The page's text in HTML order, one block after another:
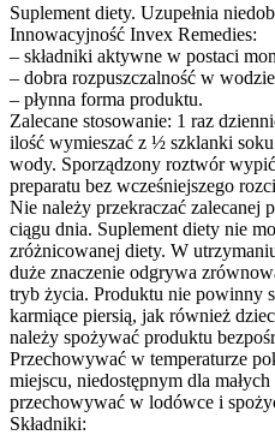
Suplement diety. Uzupełnia
Innowacyjność Invex Remedies:
– składniki aktywne w postaci
– dobra rozpuszczalność w
– płynna forma produktu.
Zalecane stosowanie: 1 raz
ilość wymieszać z ½ szklanki
wody. Sporządzony roztwór
preparatu bez wcześniejszego
Nie należy przekraczać zalecanej
ciągu dnia. Suplement diety nie
zróżnicowanej diety. W
duże znaczenie odgrywa
tryb życia. Produktu nie powinny
karmiące piersią, jak również
należy spożywać produktu
Przechowywać w temperaturze
miejscu, niedostępnym dla
przechowywać w lodówce i
Składniki: